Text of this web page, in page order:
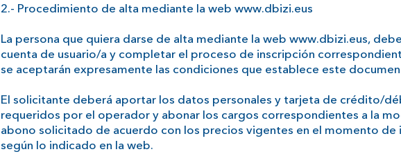
2.- Procedimiento de alta mediante la web www.dbizi.eus
La persona que quiera darse de alta mediante la web www.dbizi.eus,
cuenta de usuario/a y completar el proceso de inscripción
se aceptarán expresamente las condiciones que establece este
El solicitante deberá aportar los datos personales y tarjeta de crédito/
requeridos por el operador y abonar los cargos correspondientes a la
abono solicitado de acuerdo con los precios vigentes en el momento de
según lo indicado en la web.